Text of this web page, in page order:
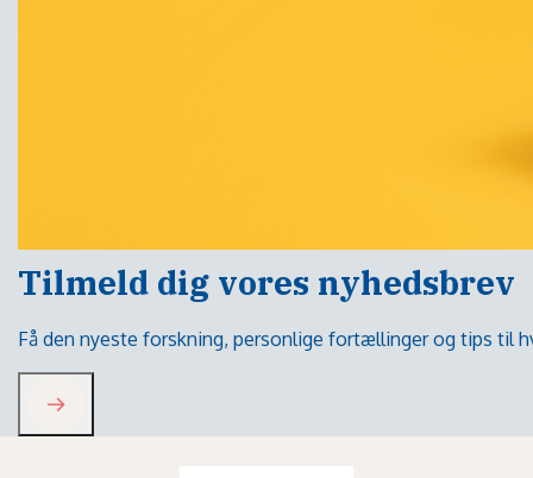
Tilmeld dig vores nyhedsbrev
Få den nyeste forskning, personlige fortællinger og tips til